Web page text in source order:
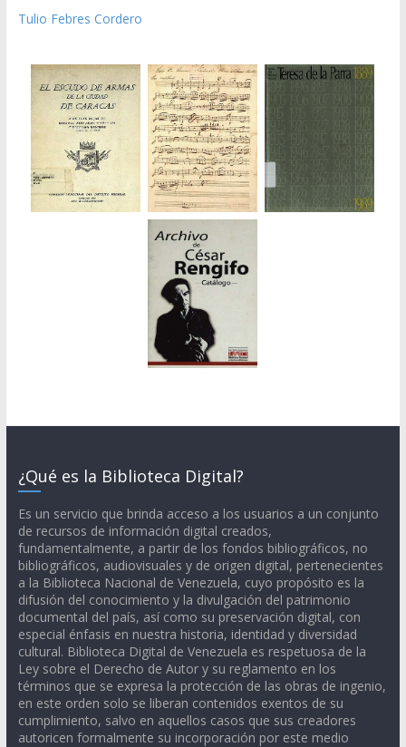
Tulio Febres Cordero
¿Qué es la Biblioteca Digital?
Es un servicio que brinda acceso a los usuarios a un conjunto
de recursos de información digital creados,
fundamentalmente, a partir de los fondos bibliográficos, no
bibliográficos, audiovisuales y de origen digital, pertenecientes
a la Biblioteca Nacional de Venezuela, cuyo propósito es la
difusión del conocimiento y la divulgación del patrimonio
documental del país, así como su preservación digital, con
especial énfasis en nuestra historia, identidad y diversidad
cultural. Biblioteca Digital de Venezuela es respetuosa de la
Ley sobre el Derecho de Autor y su reglamento en los
términos que se expresa la protección de las obras de ingenio,
en este orden solo se liberan contenidos exentos de su
cumplimiento, salvo en aquellos casos que sus creadores
autoricen formalmente su incorporación por este medio